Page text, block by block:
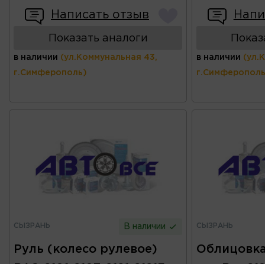
Написать отзыв
Показать аналоги
в наличии (ул.Коммунальная 43,
г.Симферополь)
в наличии
СЫЗРАНЬ В наличии
Руль (колесо рулевое)
СЫЗРАНЬ